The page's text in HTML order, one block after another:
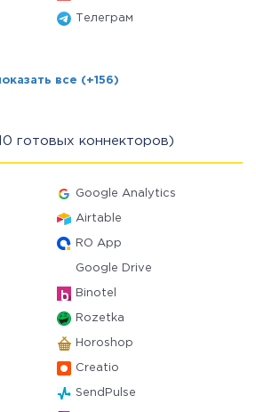
Телеграм
все (+156)
готовых коннекторов)
Google Analytics
Airtable
RO App
Google Drive
Binotel
Rozetka
Horoshop
Creatio
SendPulse